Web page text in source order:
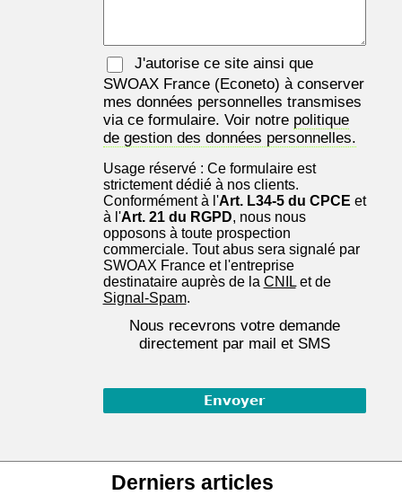
J'autorise ce site ainsi que
SWOAX France(Econeto) à conserver
mes données personnelles transmises
via ce formulaire. Voir notre politique
de gestion des données personnelles.
Usage réservé : Ce formulaire est
strictement dédié à nos clients.
Conformément à l'Art. L34-5 du CPCE et
à l'Art. 21 du RGPD, nous nous
opposons à toute prospection
commerciale. Tout abus sera signalé par
SWOAX France et l'entreprise
destinataire auprès de la CNILet de
Signal-Spam.
Nous recevrons votre demande
directement par mail et SMS
Derniers articles